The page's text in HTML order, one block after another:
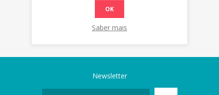
Newsletter
OK
Saber mais